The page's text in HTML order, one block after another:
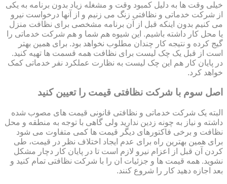
خیلی وقت ها به دلیل کمبود وقت و مشغله زیاد بدون برنامه به یکی
از شرکت خدماتی و نظافتی زنگ می زنیم و از آنها درخواست نیرو
می کنیم بدون اینکه قبل از آن برنامه مشخصی برای نظافت منزل
یا محل کار داشته باشیم. این شیوه هم شما و هم شرکت خدماتی را
گیج کرده و نتیجه کار چندان مطلوب نخواهد بود. برای همین بهتر
است از قبل یک چک لیست برای نظافت همه قسمت ها تهیه کنید.
در پایان کار هم این چک لیست به نظارت عملکرد نفر خدماتی کمک
خواهد کرد.
اصل سوم با شرکت نظافتی قیمت را تعیین کنید
البته یک شرکت خدماتی و نظافتی قانونی قیمت های مصوب شده
داشته و نیاز به چونه زدین ندارید ولی گاهی با توجه به منطقه و محل
نظافت و برخی فاکتورهای دیگر قیمت ها کمی متفاوت می شود
برای همین بهترین راه برای عدم ایجاد اختلاف نظر در قیمت، طی
کردن آن قبل از اعزام نیرو لازم است تا در پایان کار دچار مشکل
نشوید. همه قیمت ها و جزئیات ان را با شرکت نظافتی تمام کنید و
بعد اجازه دهید کار را شروع کنند.